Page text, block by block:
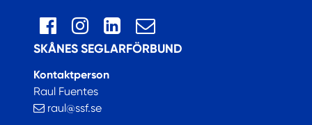
SKÅNES SEGLARFÖRBUND
Kontaktperson
Raul Fuentes
raul@ssf.se